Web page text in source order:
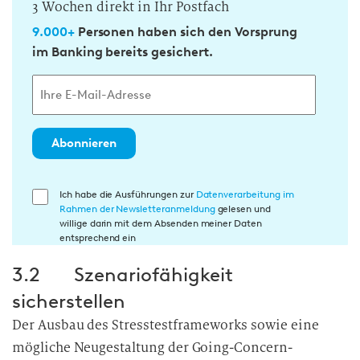
3 Wochen direkt in Ihr Postfach
9.000+Personen haben sich den Vorsprung
im Banking bereits gesichert.
Abonnieren
E
i
i
g
Ich habe die Ausführungen zur Datenverarbeitung im
Rahmen der Newsletteranmeldunggelesen und
willige darin mit dem Absenden meiner Daten
entsprechend ein
3.2 Szenariofähigkeit
sicherstellen
Der Ausbau des Stresstestframeworks sowie eine
mögliche Neugestaltung der Going-Concern-